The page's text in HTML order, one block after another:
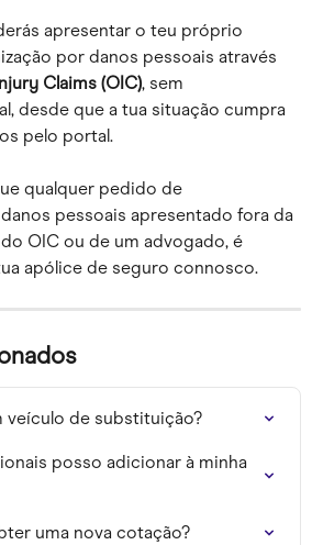
apresentar o teu próprio
por danos pessoais através
Claims (OIC), sem
desde que a tua situação cumpra
pelo portal.
qualquer pedido de
pessoais apresentado fora da
OIC ou de um advogado, é
apólice de seguro connosco.
veículo de substituição?
posso adicionar à minha
uma nova cotação?